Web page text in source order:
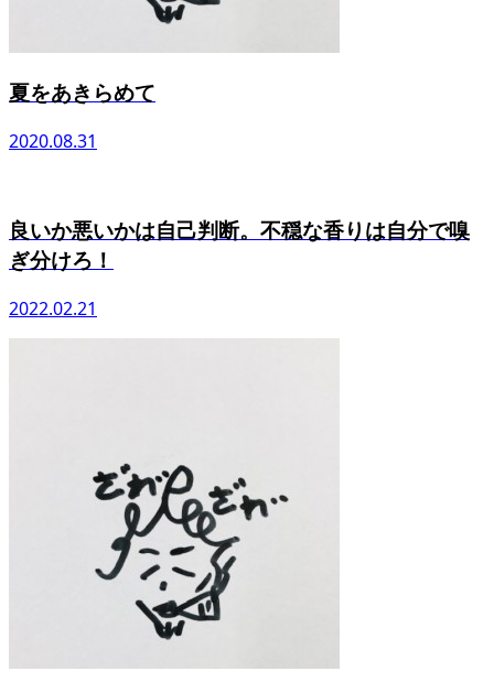
夏をあきらめて
2020.08.31
良いか悪いかは自己判断。不穏な香りは自分で嗅
ぎ分けろ！
2022.02.21